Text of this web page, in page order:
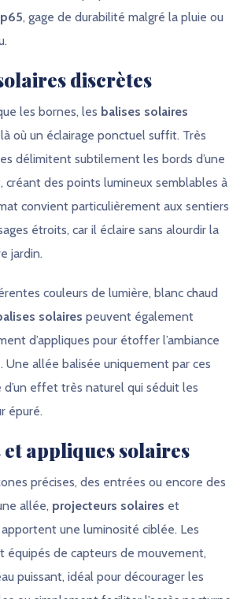
, gage de durabilité malgré la pluie ou
discrètes
les bornes, les balises solaires
où un éclairage ponctuel suffit. Très
délimitent subtilement les bords d’une
créant des points lumineux semblables à
convient particulièrement aux sentiers
étroits, car il éclaire sans alourdir la
jardin.
couleurs de lumière, blanc chaud
solaires peuvent également
d’appliques pour étoffer l’ambiance
Une allée balisée uniquement par ces
effet très naturel qui séduit les
épuré.
appliques solaires
précises, des entrées ou encore des
allée, projecteurs solaires et
apportent une luminosité ciblée. Les
équipés de capteurs de mouvement,
puissant, idéal pour décourager les